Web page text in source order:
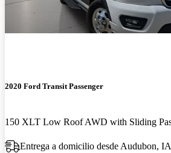
2020 Ford Transit Passenger
Entrega a domicilio desde Audubon, IA